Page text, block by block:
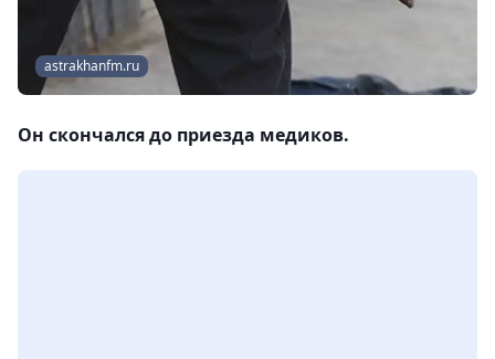
astrakhanfm.ru
Он скончался до приезда медиков.